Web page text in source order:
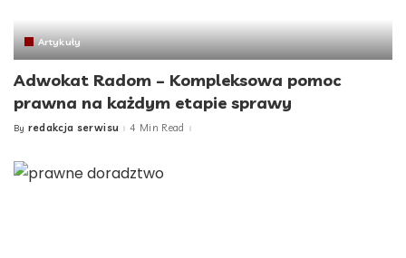
Artykuły
Adwokat Radom – Kompleksowa pomoc
prawna na każdym etapie sprawy
Posted
By redakcja serwisu 4 Min Read